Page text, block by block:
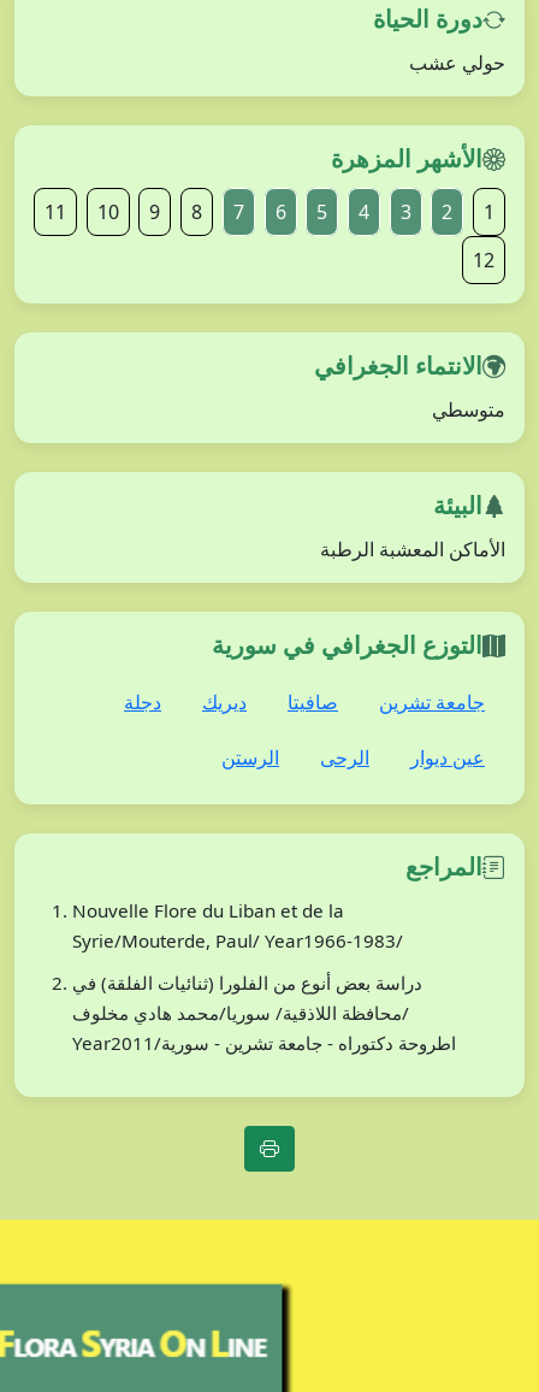
دورة الحياة
حولي عشب
الأشهر المزهرة
1
2
3
4
5
6
7
8
9
10
11
12
الانتماء الجغرافي
متوسطي
البيئة
الأماكن المعشبة الرطبة
التوزع الجغرافي في سورية
جامعة تشرين صافيتا ديريك دجلة
عين ديوار الرحى الرستن
المراجع
Nouvelle Flore du Liban et de la
Syrie/Mouterde, Paul/ Year1966-1983/
دراسة بعض أنوع من الفلورا (ثنائيات الفلقة) في
محافظة اللاذقية/ سوريا/محمد هادي مخلوف/
Year2011/اطروحة دكتوراه - جامعة تشرين - سورية